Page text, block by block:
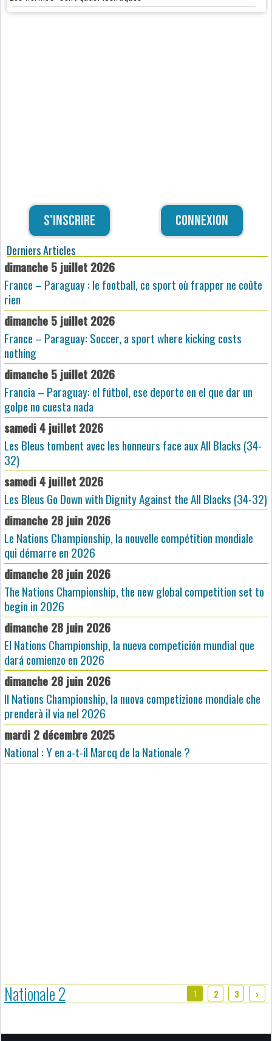
S'inscrire Connexion
Derniers Articles
dimanche 5 juillet 2026
France – Paraguay : le football, ce sport où frapper ne coûte
rien
dimanche 5 juillet 2026
France – Paraguay: Soccer, a sport where kicking costs
nothing
dimanche 5 juillet 2026
Francia – Paraguay: el fútbol, ese deporte en el que dar un
golpe no cuesta nada
samedi 4 juillet 2026
Les Bleus tombent avec les honneurs face aux All Blacks (34-
32)
samedi 4 juillet 2026
Les Bleus Go Down with Dignity Against the All Blacks (34-32)
dimanche 28 juin 2026
Le Nations Championship, la nouvelle compétition mondiale
qui démarre en 2026
dimanche 28 juin 2026
The Nations Championship, the new global competition set to
begin in 2026
dimanche 28 juin 2026
El Nations Championship, la nueva competición mundial que
dará comienzo en 2026
dimanche 28 juin 2026
Il Nations Championship, la nuova competizione mondiale che
prenderà il via nel 2026
mardi 2 décembre 2025
National : Y en a-t-il Marcq de la Nationale ?
Nationale 2 1 2 3